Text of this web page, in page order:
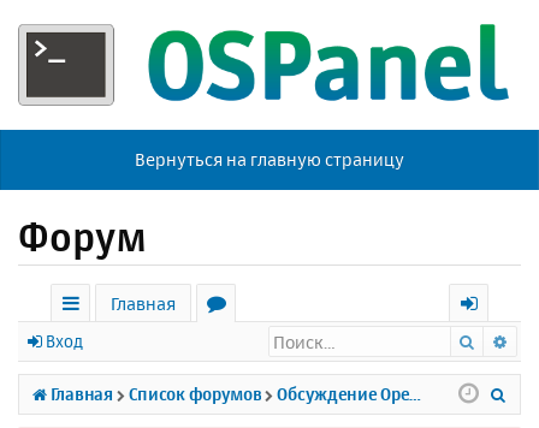
Вернуться на главную страницу
Форум
с
ы
л
Главная
р
у
х
о
д
Вход Поиск
Главная Список форумов